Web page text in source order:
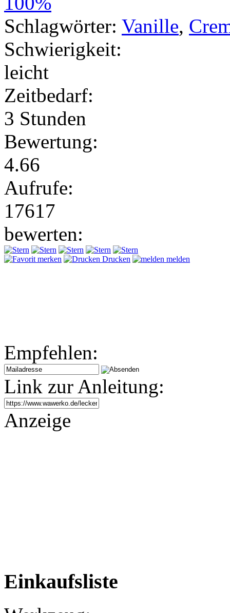
Schlagwörter: Vanille,
Schwierigkeit:
leicht
Zeitbedarf:
3 Stunden
Bewertung:
4.66
Aufrufe:
17617
bewerten:
merken Drucken melden
Empfehlen:
Link zur Anleitung:
Anzeige
Einkaufsliste